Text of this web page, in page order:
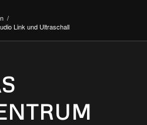
/
Link und Ultraschall